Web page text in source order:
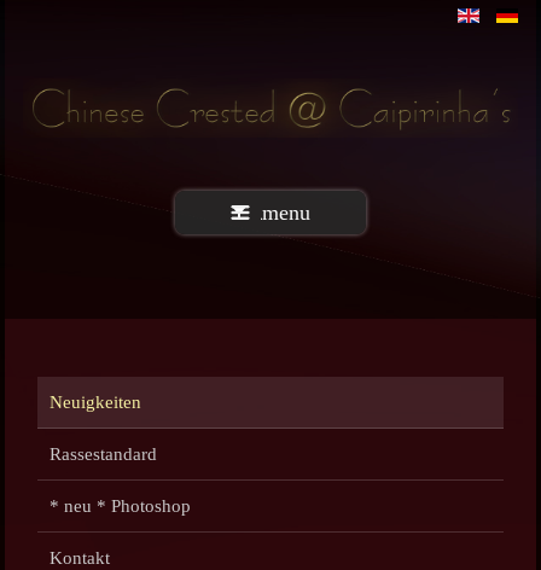
menu
Neuigkeiten
Rassestandard
* neu * Photoshop
Kontakt